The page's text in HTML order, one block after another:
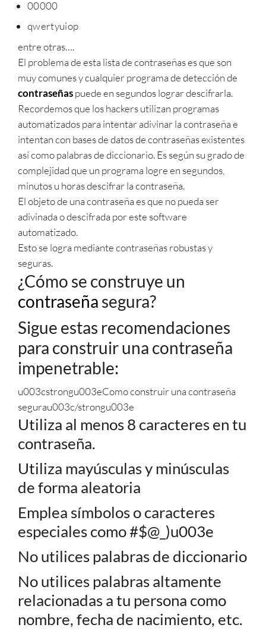
00000
qwertyuiop
entre otras….
El problema de esta lista de contraseñas es que son
muy comunes y cualquier programa de detección de
contraseñaspuede en segundos lograr descifrarla.
Recordemos que los hackers utilizan programas
automatizados para intentar adivinar la contraseña e
intentan con bases de datos de contraseñas existentes
así como palabras de diccionario. Es según su grado de
complejidad que un programa logre en segundos,
minutos u horas descifrar la contraseña.
El objeto de una contraseña es que no pueda ser
adivinada o descifrada por este software
automatizado.
Esto se logra mediante contraseñas robustas y
seguras.
¿Cómo se construye un
contraseña segura?
Sigue estas recomendaciones
para construir una contraseña
impenetrable:
u003cstrongu003eComo construir una contraseña
segurau003c/strongu003e
Utiliza al menos 8 caracteres en tu
contraseña.
Utiliza mayúsculas y minúsculas
de forma aleatoria
Emplea símbolos o caracteres
especiales como #$@_)u003e
No utilices palabras de diccionario
No utilices palabras altamente
relacionadas a tu persona como
nombre, fecha de nacimiento, etc.